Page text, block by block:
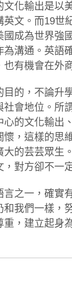
化輸出是以
英文。而19世
國成為世界強
為溝通。英語
有機會在外
的，不論升
社會地位。所
的文化輸出
，這樣的思
的芸芸眾生
對方卻不一
之一，確實
我們一樣，
，建立起身